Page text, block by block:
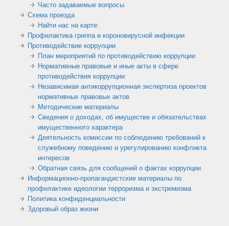
Часто задаваемые вопросы
Схема проезда
Найти нас на карте:
Профилактика гриппа и короновирусной инфекции
Противодействие коррупции
План мероприятий по противодействию коррупции
Нормативные правовые и иные акты в сфере
противодействия коррупции
Независимая антикоррупционная экспертиза проектов
нормативных правовых актов
Методические материалы
Сведения о доходах, об имуществе и обязательствах
имущественного характера
Деятельность комиссии по соблюдению требований к
служебному поведению и урегулированию конфликта
интересов
Обратная связь для сообщений о фактах коррупции
Информационно-пропагандистские материалы по
профилактике идеологии терроризма и экстремизма
Политика конфиденциальности
Здоровый образ жизни